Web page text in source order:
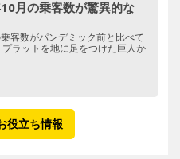
月の乗客数が驚異的な
客数がパンデミック前と比べて
ラットを地に足をつけた巨人か
役立ち情報